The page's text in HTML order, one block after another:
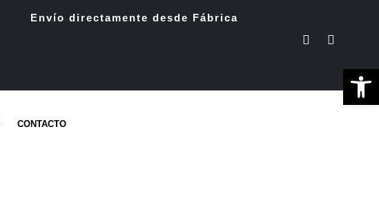
Envío directamente desde Fábrica
CONTACTO